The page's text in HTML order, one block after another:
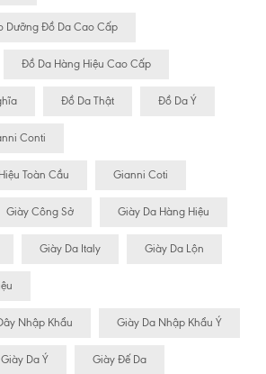
Dưỡng Đồ Da Cao Cấp
Đồ Da Hàng Hiệu Cao Cấp
Đồ Da Thật Đồ Da Ý
Conti
Toàn Cầu Gianni Coti
Giày Công Sở Giày Da Hàng Hiệu
Giày Da Italy Giày Da Lộn
Nhập Khẩu Giày Da Nhập Khẩu Ý
Giày Da Ý Giày Đế Da